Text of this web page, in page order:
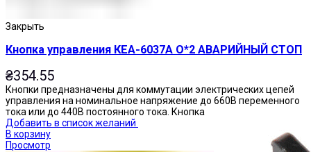
Закрыть
Кнопка управления КЕА-6037А О*2 АВАРИЙНЫЙ СТОП
₴354.55
Кнопки предназначены для коммутации электрических цепей
управления на номинальное напряжение до 660В переменного
тока или до 440В постоянного тока. Кнопка
Добавить в список желаний
В корзину
Просмотр